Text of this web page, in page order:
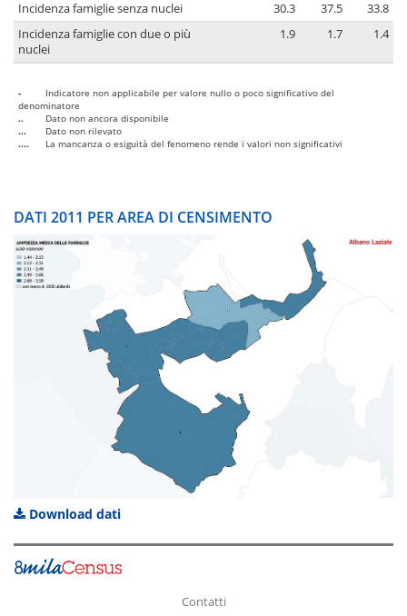
Incidenza famiglie senza nuclei
30.3 37.5
33.8
Incidenza famiglie con due o più
nuclei
1.9 1.7 1.4
-
Indicatore non applicabile per valore nullo o poco significativo del
denominatore
..
Dato non ancora disponibile
...
Dato non rilevato
....
La mancanza o esiguità del fenomeno rende i valori non significativi
DATI 2011 PER AREA DI CENSIMENTO
Download dati
Contatti